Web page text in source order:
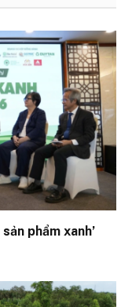
phẩm xanh’